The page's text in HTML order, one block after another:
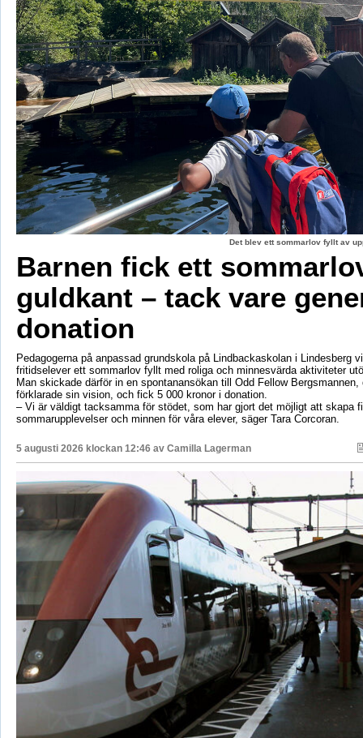
Det blev ett sommarlov fyllt av
Barnen fick ett
guldkant – tack vare
donation
Pedagogerna på anpassad grundskola på Lindbackaskolan i Lindesberg
fritidselever ett sommarlov fyllt med roliga och minnesvärda aktiviteter
Man skickade därför in en spontanansökan till Odd Fellow Bergsmannen,
förklarade sin vision, och fick 5 000 kronor i donation.
– Vi är väldigt tacksamma för stödet, som har gjort det möjligt att skapa
sommarupplevelser och minnen för våra elever, säger Tara Corcoran.
5 augusti 2026 klockan 12:46 av Camilla Lagerman